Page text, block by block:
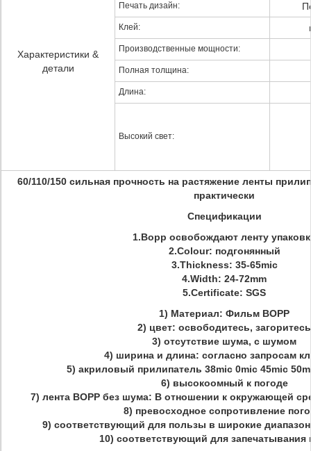
Характеристики &
детали
Печать дизайн:
Клей:
Производственные мощности:
Полная толщина:
Длина:
Высокий свет:
60/110/150 сильная прочность на растяжение ленты
практически
Спецификации
1.Bopp освобождают ленту
2.Colour: подгонянный
3.Thickness: 35-65mic
4.Width: 24-72mm
5.Certificate: SGS
1) Материал: Фильм BOPP
2) цвет: освободитесь, загоритесь
3) отсутствие шума, с шумом
4) ширина и длина: согласно запросам
5) акриловый прилипатель 38mic 0mic 45mic
6) высокоомный к погоде
7) лента BOPP без шума: В отношении к окружающей
8) превосходное сопротивление
9) соответствующий для пользы в широкие
10) соответствующий для запечатывания